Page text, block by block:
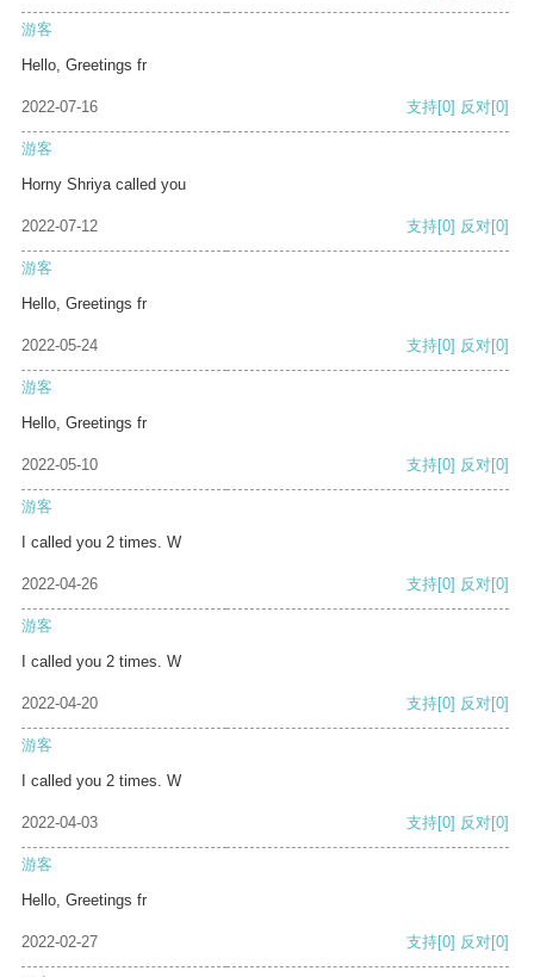
游客
Hello, Greetings fr
2022-07-16 支持[0] 反对[0]
游客
Horny Shriya called you
2022-07-12 支持[0] 反对[0]
游客
Hello, Greetings fr
2022-05-24 支持[0] 反对[0]
游客
Hello, Greetings fr
2022-05-10 支持[0] 反对[0]
游客
I called you 2 times. W
2022-04-26 支持[0] 反对[0]
游客
I called you 2 times. W
2022-04-20 支持[0] 反对[0]
游客
I called you 2 times. W
2022-04-03 支持[0] 反对[0]
游客
Hello, Greetings fr
2022-02-27 支持[0] 反对[0]